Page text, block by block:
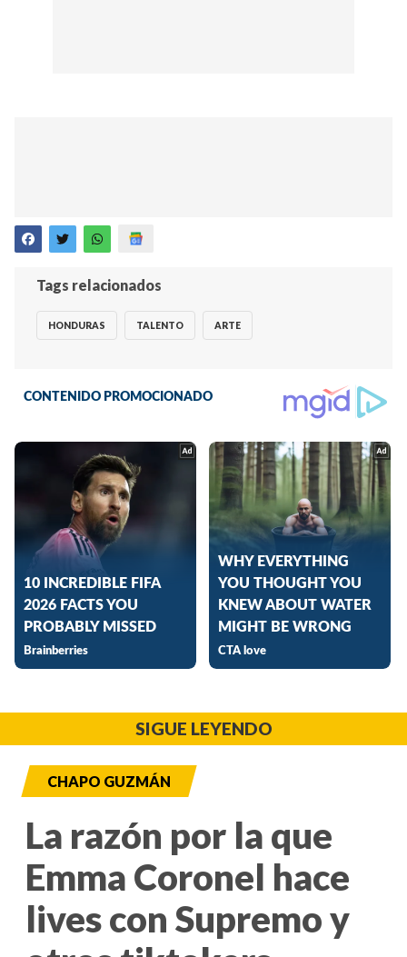
Tags relacionados
HONDURAS TALENTO ARTE
SIGUE LEYENDO
CHAPO GUZMÁN
La razón por la que
Emma Coronel hace
lives con Supremo y